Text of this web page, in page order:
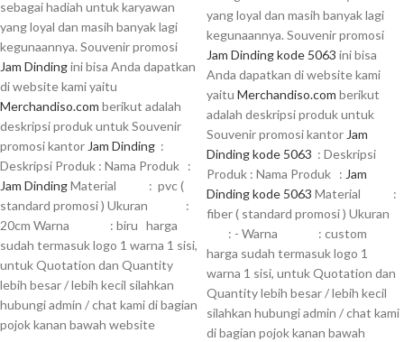
sebagai hadiah untuk karyawan
yang loyal dan masih banyak lagi
kegunaannya. Souvenir promosi
Jam Dindingini bisa Anda dapatkan
di website kami yaitu
Merchandiso.com berikut adalah
deskripsi produk untuk Souvenir
promosi kantor Jam Dinding :
Deskripsi Produk : Nama Produk :
Jam DindingMaterial : pvc (
standard promosi ) Ukuran :
20cm Warna : biru harga
sudah termasuk logo 1 warna 1 sisi,
untuk Quotation dan Quantity
lebih besar / lebih kecil silahkan
hubungi admin / chat kami di bagian
pojok kanan bawah website
yang loyal dan masih banyak lagi
kegunaannya. Souvenir promosi
Jam Dinding kode 5063 ini bisa
Anda dapatkan di website kami
yaitu Merchandiso.com berikut
adalah deskripsi produk untuk
Souvenir promosi kantorJam
Dinding kode 5063 : Deskripsi
Produk : Nama Produk : Jam
Dinding kode 5063 Material :
fiber ( standard promosi ) Ukuran
: - Warna : custom
harga sudah termasuk logo 1
warna 1 sisi, untuk Quotation dan
Quantity lebih besar / lebih kecil
silahkan hubungi admin / chat kami
di bagian pojok kanan bawah